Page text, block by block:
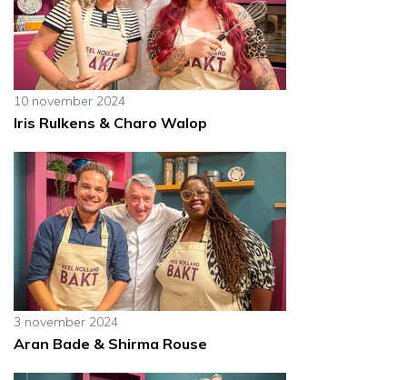
10 november 2024
Iris Rulkens & Charo Walop
3 november 2024
Aran Bade & Shirma Rouse